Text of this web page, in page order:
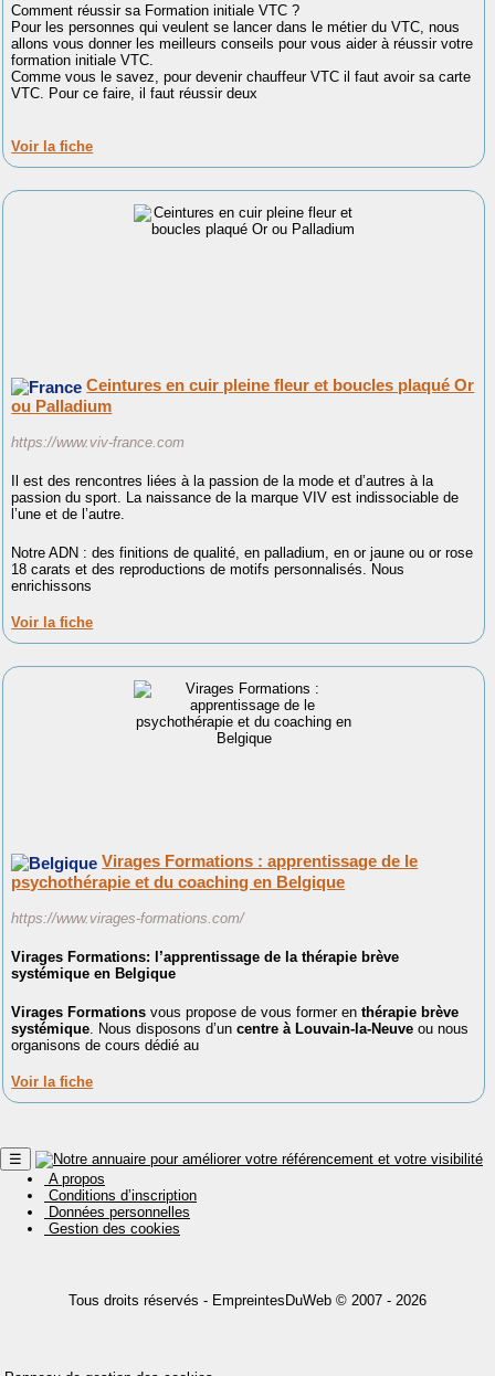
Comment réussir sa Formation initiale VTC ?
Pour les personnes qui veulent se lancer dans le métier du VTC, nous
allons vous donner les meilleurs conseils pour vous aider à réussir votre
formation initiale VTC.
Comme vous le savez, pour devenir chauffeur VTC il faut avoir sa carte
VTC. Pour ce faire, il faut réussir deux
Voir la fiche
Ceintures en cuir pleine fleur et boucles plaqué Or
ou Palladium
https://www.viv-france.com
Il est des rencontres liées à la passion de la mode et d’autres à la
passion du sport. La naissance de la marque VIV est indissociable de
l’une et de l’autre.
Notre ADN : des finitions de qualité, en palladium, en or jaune ou or rose
18 carats et des reproductions de motifs personnalisés. Nous
enrichissons
Voir la fiche
Virages Formations : apprentissage de le
psychothérapie et du coaching en Belgique
https://www.virages-formations.com/
Virages Formations: l’apprentissage de la thérapie brève
systémique en Belgique
Virages Formations vous propose de vous former enthérapie brève
systémique . Nous disposons d’uncentre à Louvain-la-Neuve ou nous
organisons de cours dédié au
Voir la fiche
☰
A propos
Conditions d’inscription
Données personnelles
Gestion des cookies
Tous droits réservés - EmpreintesDuWeb © 2007 - 2026